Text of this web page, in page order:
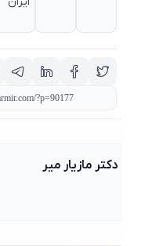
دکتر مازیار میر